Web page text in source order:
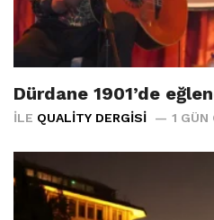
Dürdane 1901’de
İLE QUALITY DERGISI 1 GÜN